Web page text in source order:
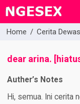
Home / Cerita
dear arina.
Auther’s Notes
Hi, semua. Ini cerita